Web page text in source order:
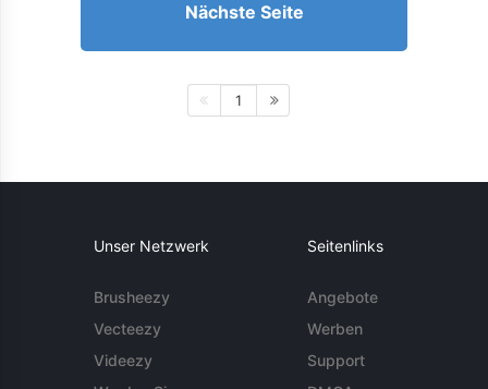
Nächste Seite
1
Unser Netzwerk
Brusheezy
Vecteezy
Videezy
Seitenlinks
Angebote
Werben
Support